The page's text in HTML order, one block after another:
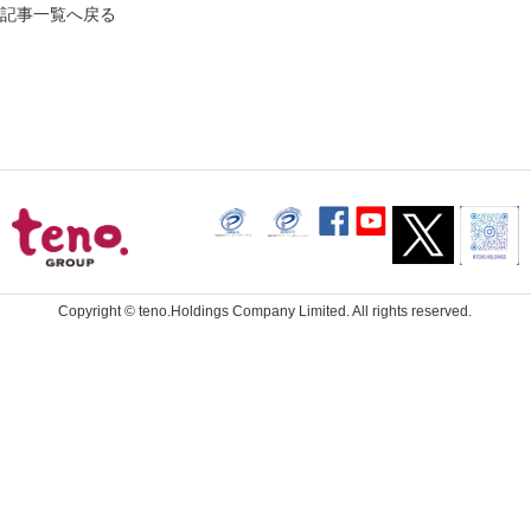
記事一覧へ戻る
Copyright ©teno.Holdings Company Limited.All rights reserved.